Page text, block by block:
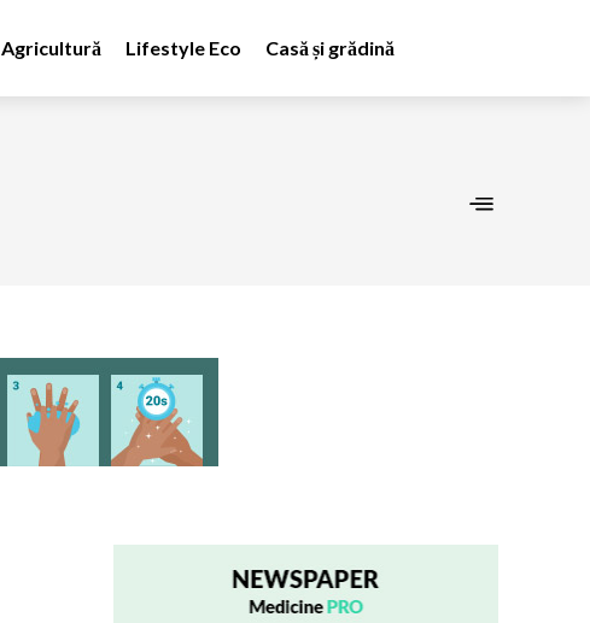
Agricultură Lifestyle Eco Casă și grădină